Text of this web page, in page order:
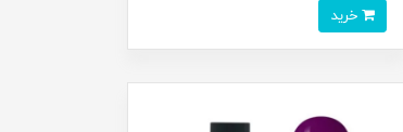
خرید